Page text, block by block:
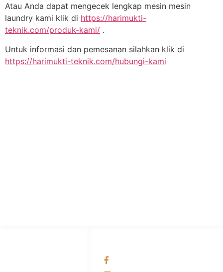
Atau Anda dapat mengecek lengkap mesin mesin
laundry kami klik di https://harimukti-
teknik.com/produk-kami/ .
Untuk informasi dan pemesanan silahkan klik di
https://harimukti-teknik.com/hubungi-kami